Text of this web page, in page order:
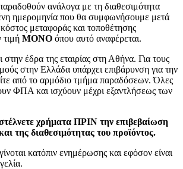
ανάλογα με τη διαθεσιμότητα
ημερομηνία που θα συμφωνήσουμε μετά
μεταφοράς και τοποθέτησης
τιμή MONO όπου αυτό αναφέρεται.
στην έδρα της εταιρίας στη Αθήνα. Για τους
στην Ελλάδα υπάρχει επιβάρυνση για την
από το αρμόδιο τμήμα παραδόσεων. Όλες
ΦΠΑ και ισχύουν μέχρι εξαντλήσεως των
χρήματα ΠΡΙΝ την επιβεβαίωση
της διαθεσιμότητας του προϊόντος.
κατόπιν ενημέρωσης και εφόσον είναι